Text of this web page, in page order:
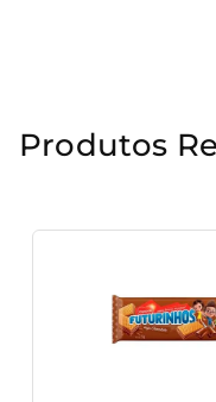
Experimente
armazenamento
mesmo para o
Produtos